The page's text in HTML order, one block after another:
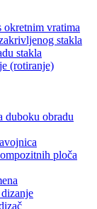
okretnim vratima
stakla
stakla
(rotiranje)
duboku obradu
ploča